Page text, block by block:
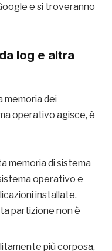
e si troveranno
log e altra
memoria dei
operativo agisce, è
memoria di sistema
operativo e
installate.
partizione non è
più corposa,